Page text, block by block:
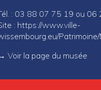
: 03 88 07 75 19 ou 06
: https://www.ville-
Voir la page du musée